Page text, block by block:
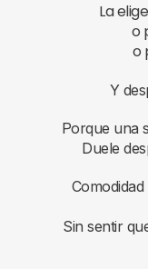
La
o
o
Y
Porque una
Duele
Sin sentir